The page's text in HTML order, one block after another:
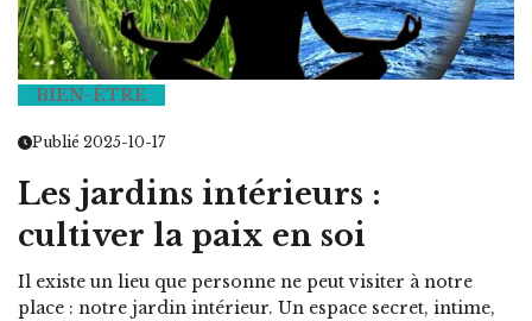
BIEN-ÊTRE
Publié 2025-10-17
Les jardins intérieurs :
cultiver la paix en soi
Il existe un lieu que personne ne peut visiter à notre
place : notre jardin intérieur. Un espace secret, intime,